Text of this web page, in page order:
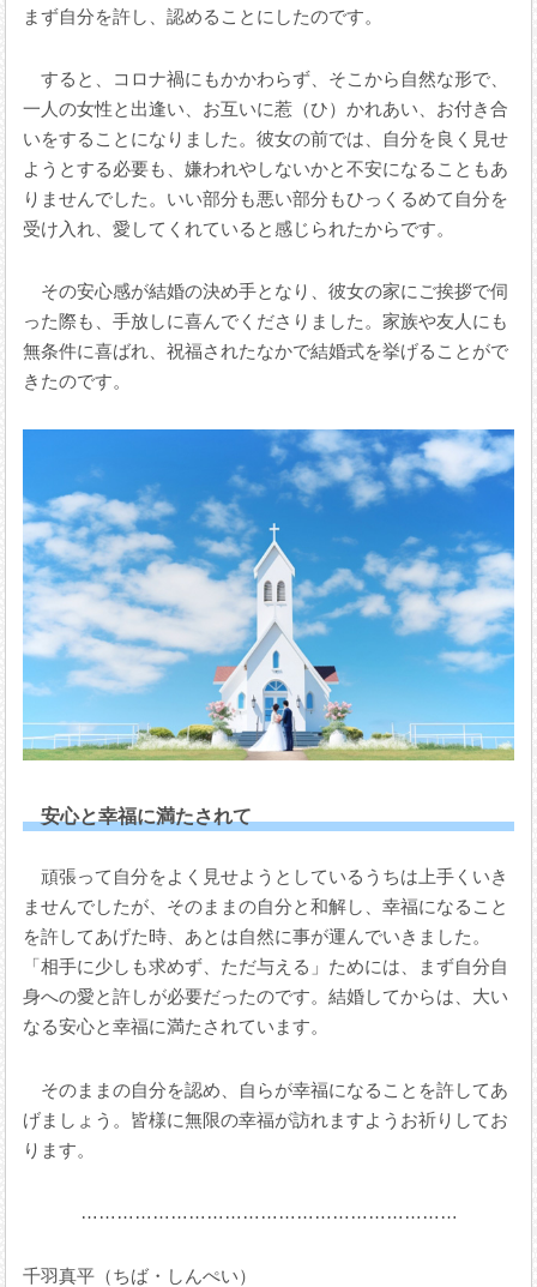
まず自分を許し、認めることにしたのです。
すると、コロナ禍にもかかわらず、そこから自然な形で、
一人の女性と出逢い、お互いに惹（ひ）かれあい、お付き合
いをすることになりました。彼女の前では、自分を良く見せ
ようとする必要も、嫌われやしないかと不安になることもあ
りませんでした。いい部分も悪い部分もひっくるめて自分を
受け入れ、愛してくれていると感じられたからです。
その安心感が結婚の決め手となり、彼女の家にご挨拶で伺
った際も、手放しに喜んでくださりました。家族や友人にも
無条件に喜ばれ、祝福されたなかで結婚式を挙げることがで
きたのです。
安心と幸福に満たされて
頑張って自分をよく見せようとしているうちは上手くいき
ませんでしたが、そのままの自分と和解し、幸福になること
を許してあげた時、あとは自然に事が運んでいきました。
「相手に少しも求めず、ただ与える」ためには、まず自分自
身への愛と許しが必要だったのです。結婚してからは、大い
なる安心と幸福に満たされています。
そのままの自分を認め、自らが幸福になることを許してあ
げましょう。皆様に無限の幸福が訪れますようお祈りしてお
ります。
………………………………………………………
千羽真平（ちば・しんぺい）